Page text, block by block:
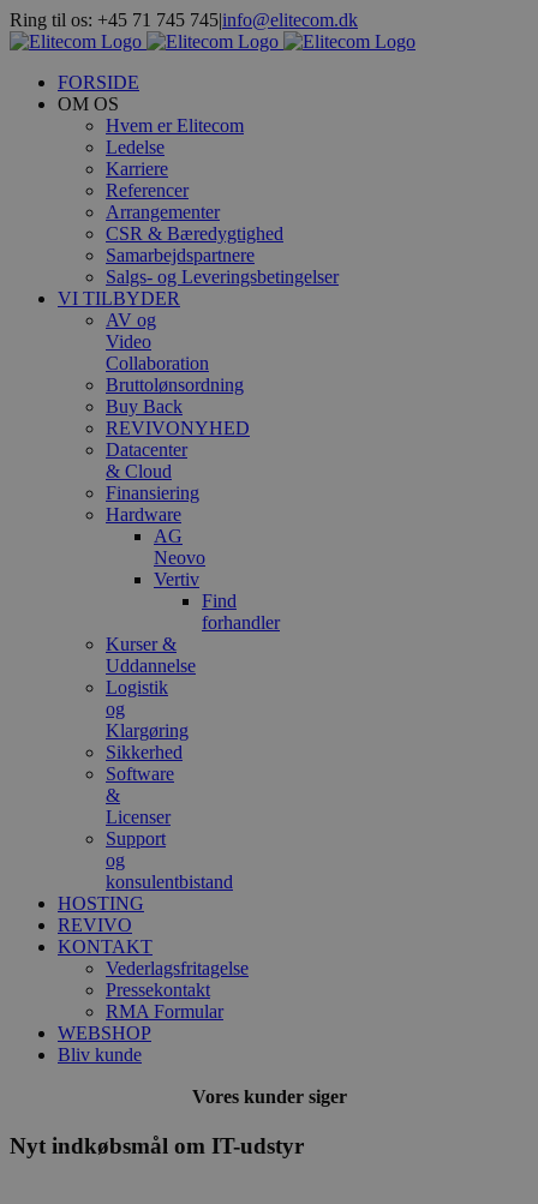
Skip
to
Ring til os: +45 71 745 745|info@elitecom.dk
Facebook
LinkedIn
FORSIDE
OM OS
Hvem er Elitecom
Ledelse
Karriere
Referencer
Arrangementer
CSR & Bæredygtighed
Samarbejdspartnere
Salgs- og Leveringsbetingelser
VI TILBYDER
AV og
Video
Collaboration
Bruttolønsordning
Buy Back
REVIVONYHED
Datacenter
& Cloud
Finansiering
Hardware
AG
Neovo
Vertiv
Find
forhandler
Kurser &
Uddannelse
Logistik
og
Klargøring
Sikkerhed
Software
&
Licenser
Support
og
konsulentbistand
HOSTING
REVIVO
KONTAKT
Vederlagsfritagelse
Pressekontakt
RMA Formular
WEBSHOP
Bliv kunde
Vores kunder siger
Nyt indkøbsmål om IT-udstyr